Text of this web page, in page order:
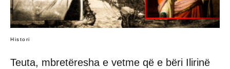
Histori
Teuta, mbretëresha e vetme që e bëri Ilirinë